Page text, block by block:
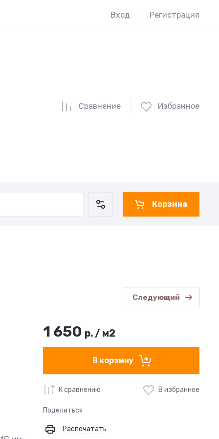
Вход Регистрация
Сравнение Избранное
Корзина
Следующий
1 650 р. / м2
В корзину
К сравнению В избранное
Поделиться
Распечатать